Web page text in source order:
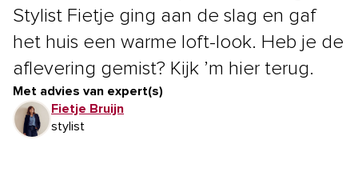
Stylist Fietje ging aan de slag en gaf
het huis een warme loft-look. Heb je de
aflevering gemist? Kijk ’m hier terug.
Met advies van expert(s)
Fietje Bruijn
stylist